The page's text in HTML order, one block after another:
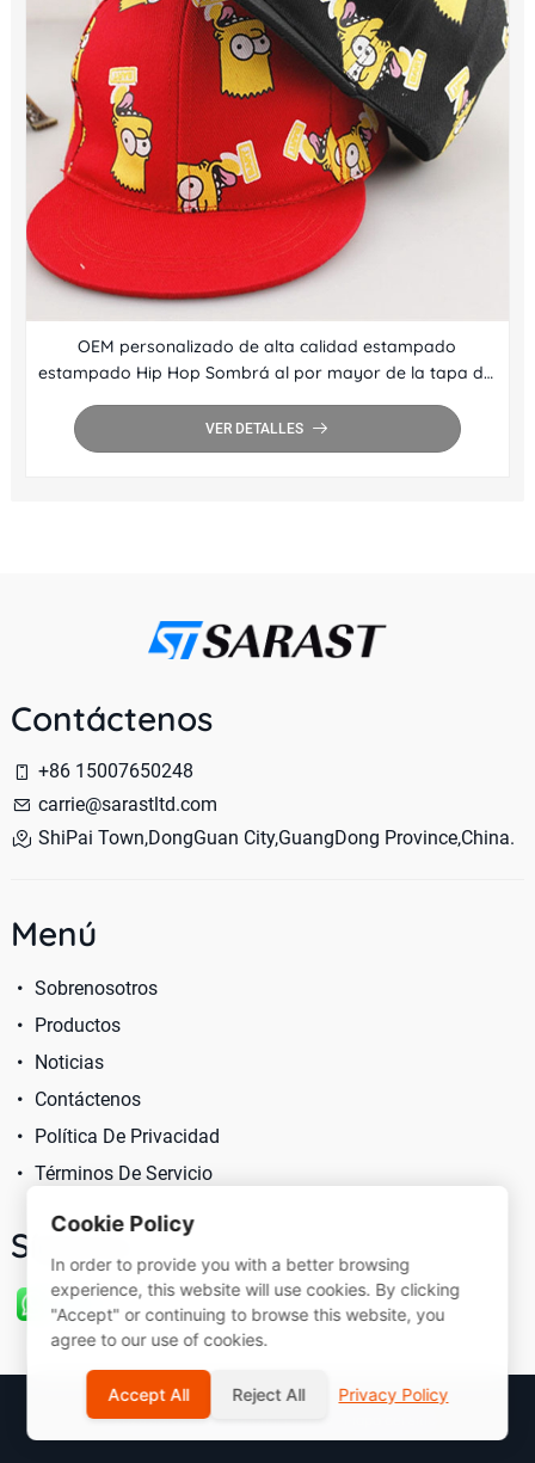
OEM personalizado de alta calidad estampado
estampado Hip Hop Sombrá al por mayor de la tapa del
VER DETALLES
Contáctenos
+86 15007650248
carrie@sarastltd.com
ShiPai Town,DongGuan City,GuangDong Province,China.
Menú
Sobrenosotros
Productos
Noticias
Contáctenos
Política De Privacidad
Términos De Servicio
Síganos
© 2026 Sarast International Limited
Cookie Policy
In order to provide you with a better browsing
experience, this website will use cookies. By clicking
"Accept" or continuing to browse this website, you
agree to our use of cookies.
Accept All Reject All Privacy Policy